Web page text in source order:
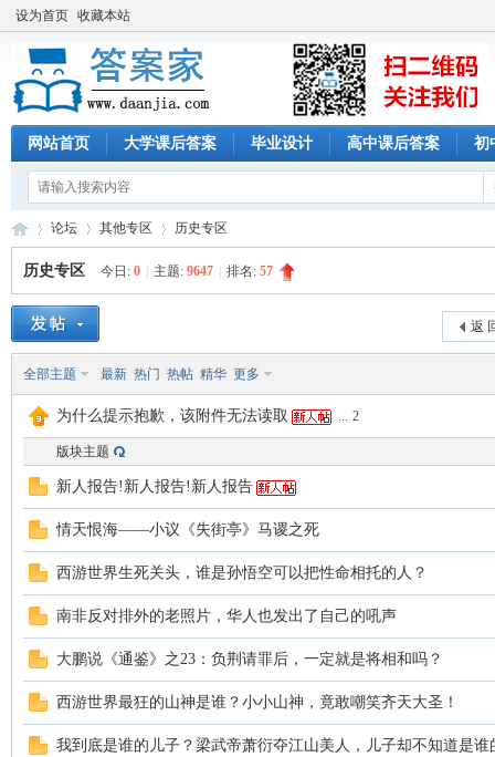
设为首页 收藏本站
网站首页 大学课后答案 毕业设计 高中课后答案 初
»
论坛
›
其他专区 历史专区
历史专区 今日: 0 主题: 9647 排名: 57
返
全部主题 最新 热门 热帖 精华 更多
为什么提示抱歉，该附件无法读取 ... 2
版块主题
新人报告!新人报告!新人报告
情天恨海——小议《失街亭》马谡之死
西游世界生死关头，谁是孙悟空可以把性命相托的人？
南非反对排外的老照片，华人也发出了自己的吼声
大鹏说《通鉴》之23：负荆请罪后，一定就是将相和吗？
西游世界最狂的山神是谁？小小山神，竟敢嘲笑齐天大圣！
我到底是谁的儿子？梁武帝萧衍夺江山美人，儿子却不知道是谁